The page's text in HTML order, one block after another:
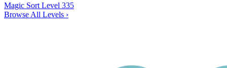
Magic Sort Level 335
Browse All Levels ›